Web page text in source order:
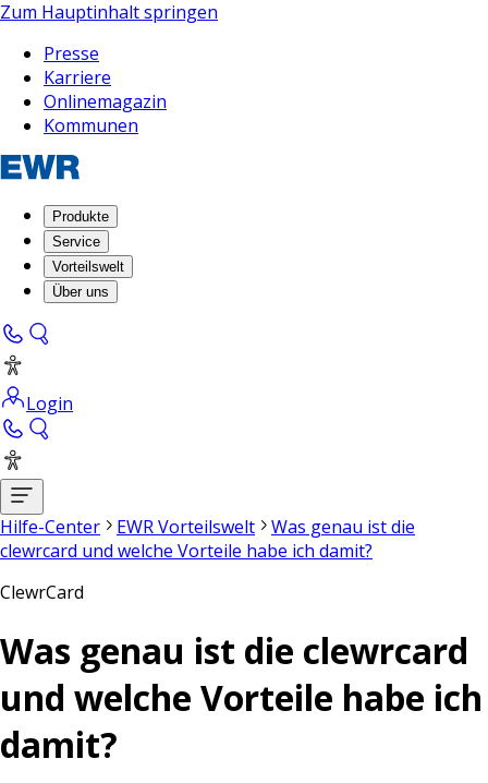
Zum Hauptinhalt springen
Presse
Karriere
Onlinemagazin
Kommunen
Produkte
Service
Vorteilswelt
Über uns
Login
Hilfe-Center EWR Vorteilswelt
Was genau ist die
clewrcard und welche Vorteile habe ich damit?
ClewrCard
Was genau ist die clewrcard
und welche Vorteile habe ich
damit?